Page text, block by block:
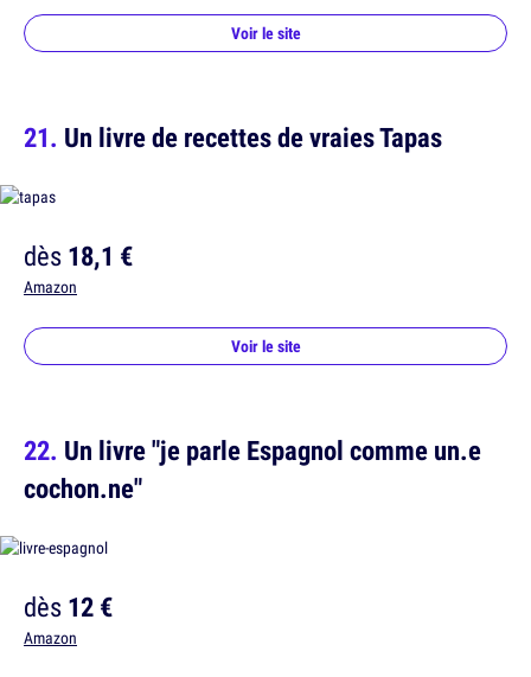
Voir le site
Un livre de recettes de vraies Tapas
dès18,1 €
Amazon
Voir le site
Un livre "je parle Espagnol comme un.e
cochon.ne"
dès12 €
Amazon